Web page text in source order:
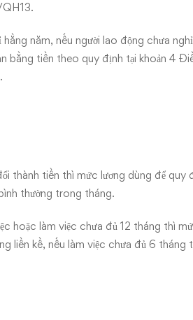
năm, nếu người lao động chưa nghỉ
bằng tiền theo quy định tại khoản 4
thành tiền thì mức lương dùng để quy
thường trong tháng.
hoặc làm việc chưa đủ 12 tháng thì
liền kề, nếu làm việc chưa đủ 6 tháng